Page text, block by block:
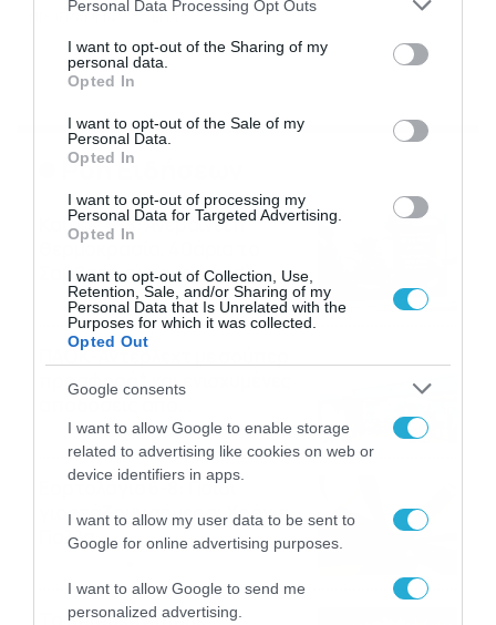
not limited to your visit or usage behaviour. You may click to
grant or deny consent to Google and its third-party tags to
use your data for below specified purposes in below Google
consent section.
Personal Data Processing Opt Outs
I want to opt-out of the Sharing of my
personal data.
Opted In
I want to opt-out of the Sale of my
Personal Data.
Opted In
I want to opt-out of processing my
Personal Data for Targeted Advertising.
Opted In
I want to opt-out of Collection, Use,
Retention, Sale, and/or Sharing of my
Personal Data that Is Unrelated with the
Purposes for which it was collected.
Opted Out
Google consents
I want to allow Google to enable storage
related to advertising like cookies on web or
device identifiers in apps.
I want to allow my user data to be sent to
Google for online advertising purposes.
I want to allow Google to send me
personalized advertising.
ΠΡΟΓΡΑΜΜΑ ΕΠΑΛ
Ροή Ειδήσεων
Καιρός 6-8: Ανεβαίνει η
θερμοκρασία, 40άρια το
Σαββατοκύριακο… (vid)
06/08/2026 22:00
ΠΑΟΚ-Άντερλεχτ με σούπερ
προσφορά* και ενισχυμένες
αποδόσεις από
το Pamestoixima.gr
06/08/2026 14:02
Εορτολόγιο 6-8: Ποιοι
γιορτάζουν σήμερα; Χρόνια
Πολλά…